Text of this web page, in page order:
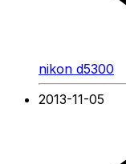
nikon d5300
2013-11-05